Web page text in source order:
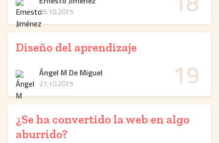
26.10.2015
19
Diseño del aprendizaje
Ángel M De Miguel
27.10.2015
¿Se ha convertido la web en algo
aburrido?